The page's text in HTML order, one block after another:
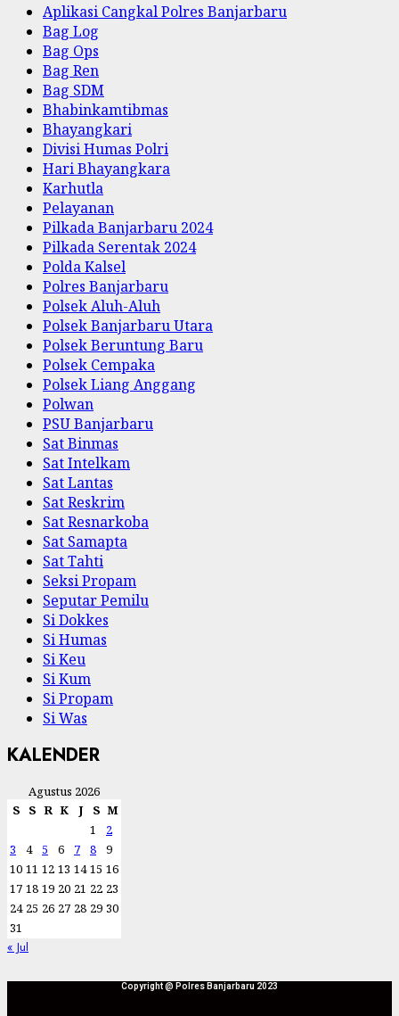
Aplikasi Cangkal Polres Banjarbaru
Bag Log
Bag Ops
Bag Ren
Bag SDM
Bhabinkamtibmas
Bhayangkari
Divisi Humas Polri
Hari Bhayangkara
Karhutla
Pelayanan
Pilkada Banjarbaru 2024
Pilkada Serentak 2024
Polda Kalsel
Polres Banjarbaru
Polsek Aluh-Aluh
Polsek Banjarbaru Utara
Polsek Beruntung Baru
Polsek Cempaka
Polsek Liang Anggang
Polwan
PSU Banjarbaru
Sat Binmas
Sat Intelkam
Sat Lantas
Sat Reskrim
Sat Resnarkoba
Sat Samapta
Sat Tahti
Seksi Propam
Seputar Pemilu
Si Dokkes
Si Humas
Si Keu
Si Kum
Si Propam
Si Was
KALENDER
Agustus 2026
S
S R K J S M
1
2
3
4 5 6 7 8
9
10 11 12 13 14 15 16
17 18 19 20 21 22 23
24 25 26 27 28 29 30
31
« Jul
Copyright @ Polres Banjarbaru 2023